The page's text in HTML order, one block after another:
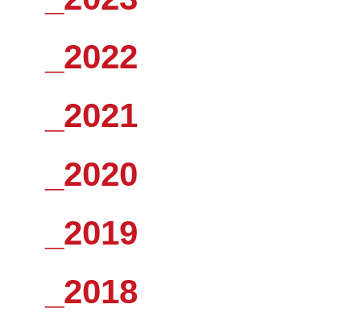
_2022
_2021
_2020
_2019
_2018